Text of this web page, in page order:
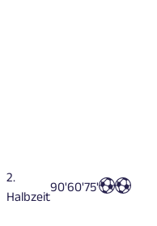
2.
Halbzeit90'60'75'